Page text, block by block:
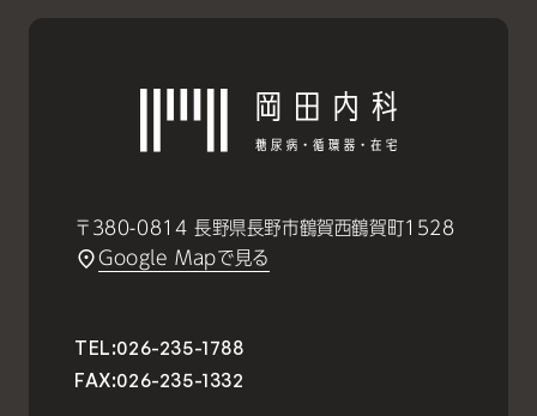
〒380-0814 長野県長野市鶴賀西鶴賀町1528
Google Mapで見る
TEL:026-235-1788
FAX:026-235-1332